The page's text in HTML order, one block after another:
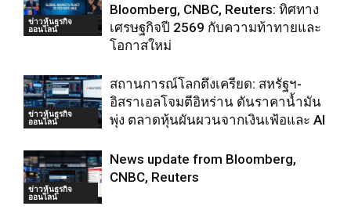
ข่าวหุ้นธุรกิจ
ออนไลน์
Bloomberg, CNBC, Reuters: ทิศทาง
เศรษฐกิจปี 2569 กับความท้าทายและ
โอกาสใหม่
ข่าวหุ้นธุรกิจ
ออนไลน์
สถานการณ์โลกตึงเครียด: สหรัฐฯ-
อิสราเอลโจมตีอิหร่าน ดันราคาน้ำมัน
พุ่ง ตลาดหุ้นผันผวนจากเงินเฟ้อและ AI
ข่าวหุ้นธุรกิจ
ออนไลน์
News update from Bloomberg,
CNBC, Reuters